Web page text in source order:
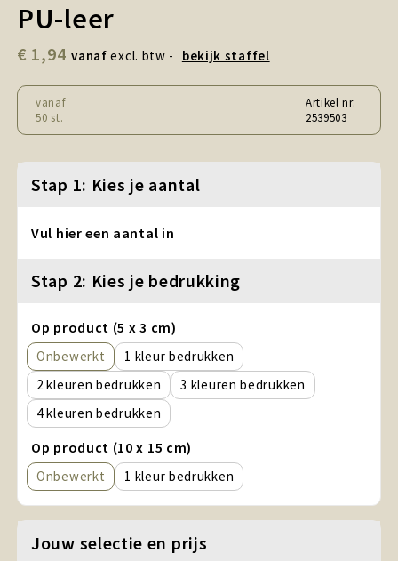
Snoepgoed en Koek
Sport, Spel en Speelgoed
Strand en Zomer
Technologie
Tassen
Textiel, Kleding en Caps
Wijngeschenken
PU-leer
€ 1,94 vanaf excl. btw - bekijk staffel
vanaf
50 st.
Artikel nr.
2539503
Stap 1: Kies je aantal
Vul hier een aantal in
Stap 2: Kies je bedrukking
Op product (5 x 3 cm)
Onbewerkt
1
2
3
4
Op product (10 x 15 cm)
Onbewerkt 1
Jouw selectie en prijs